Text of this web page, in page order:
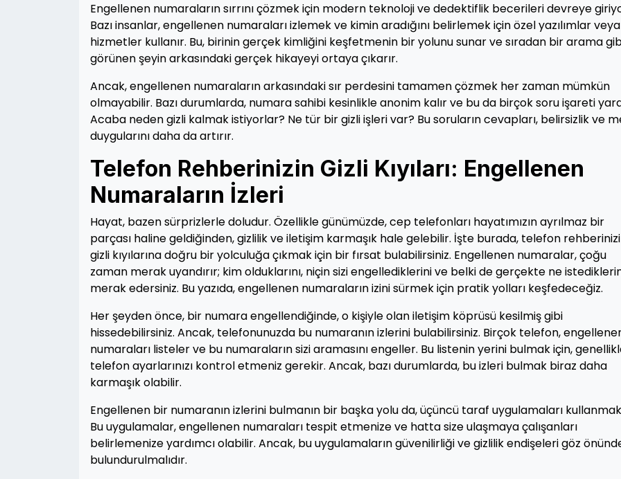
Engellenen numaraların sırrını çözmek için modern teknoloji ve dedektiflik becerileri devreye
Bazı insanlar, engellenen numaraları izlemek ve kimin aradığını belirlemek için özel yazılımlar veya
hizmetler kullanır. Bu, birinin gerçek kimliğini keşfetmenin bir yolunu sunar ve sıradan bir arama
görünen şeyin arkasındaki gerçek hikayeyi ortaya çıkarır.
Ancak, engellenen numaraların arkasındaki sır perdesini tamamen çözmek her zaman mümkün
olmayabilir. Bazı durumlarda, numara sahibi kesinlikle anonim kalır ve bu da birçok soru işareti
Acaba neden gizli kalmak istiyorlar? Ne tür bir gizli işleri var? Bu soruların cevapları, belirsizlik ve
duygularını daha da artırır.
Telefon Rehberinizin Gizli Kıyıları: Engellenen
Numaraların İzleri
Hayat, bazen sürprizlerle doludur. Özellikle günümüzde, cep telefonları hayatımızın ayrılmaz bir
parçası haline geldiğinden, gizlilik ve iletişim karmaşık hale gelebilir. İşte burada, telefon
gizli kıyılarına doğru bir yolculuğa çıkmak için bir fırsat bulabilirsiniz. Engellenen numaralar, çoğu
zaman merak uyandırır; kim olduklarını, niçin sizi engellediklerini ve belki de gerçekte ne
merak edersiniz. Bu yazıda, engellenen numaraların izini sürmek için pratik yolları keşfedeceğiz.
Her şeyden önce, bir numara engellendiğinde, o kişiyle olan iletişim köprüsü kesilmiş gibi
hissedebilirsiniz. Ancak, telefonunuzda bu numaranın izlerini bulabilirsiniz. Birçok telefon,
numaraları listeler ve bu numaraların sizi aramasını engeller. Bu listenin yerini bulmak için,
telefon ayarlarınızı kontrol etmeniz gerekir. Ancak, bazı durumlarda, bu izleri bulmak biraz daha
karmaşık olabilir.
Engellenen bir numaranın izlerini bulmanın bir başka yolu da, üçüncü taraf uygulamaları
Bu uygulamalar, engellenen numaraları tespit etmenize ve hatta size ulaşmaya çalışanları
belirlemenize yardımcı olabilir. Ancak, bu uygulamaların güvenilirliği ve gizlilik endişeleri göz
bulundurulmalıdır.